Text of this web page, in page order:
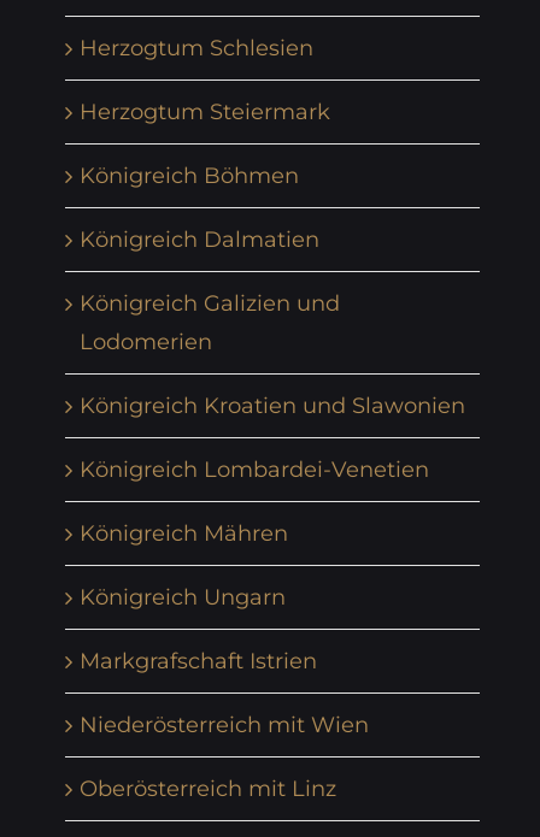
Herzogtum Schlesien
Herzogtum Steiermark
Königreich Böhmen
Königreich Dalmatien
Königreich Galizien und
Lodomerien
Königreich Kroatien und Slawonien
Königreich Lombardei-Venetien
Königreich Mähren
Königreich Ungarn
Markgrafschaft Istrien
Niederösterreich mit Wien
Oberösterreich mit Linz